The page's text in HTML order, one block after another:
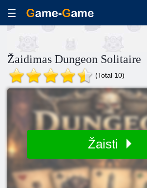
Žaidimas Dungeon Solitaire
(Total 10)
Žaisti